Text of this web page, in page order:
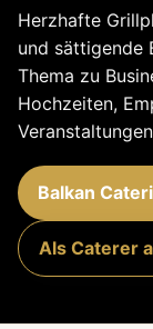
Herzhafte
und sättigende
Thema zu
Hochzeiten,
Balkan
Als Caterer